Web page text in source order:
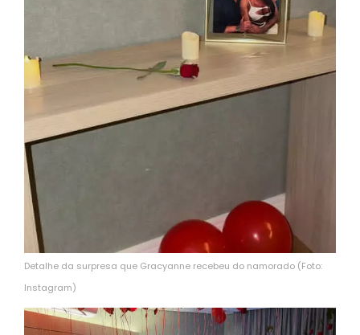
Detalhe da surpresa que Gracyanne recebeu do namorado (Foto:
Instagram)